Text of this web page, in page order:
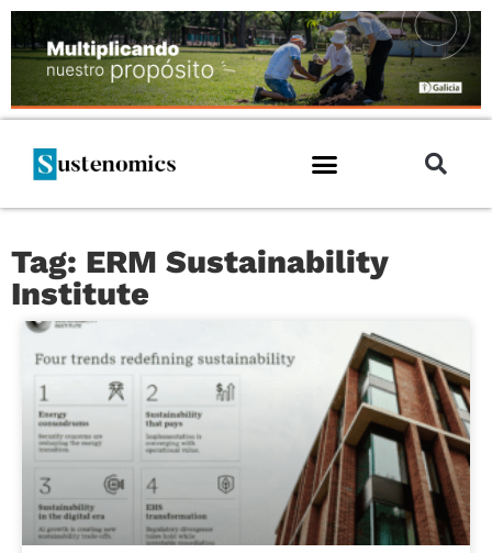
Tag: ERM Sustainability
Institute